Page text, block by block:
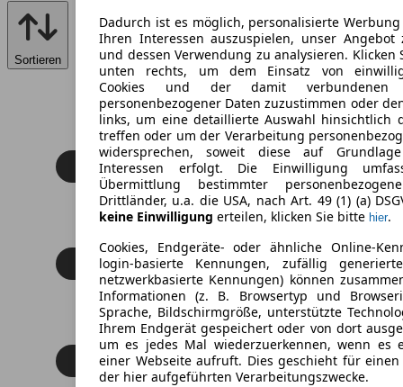
Sortieren
Dadurch ist es möglich, personalisierte
Ihren Interessen auszuspielen, unser Angebot
und dessen Verwendung zu analysieren. Klicken
unten rechts, um dem Einsatz von
Cookies und der damit verbundenen
personenbezogener Daten zuzustimmen oder
links, um eine detaillierte Auswahl hinsichtlich
treffen oder um der Verarbeitung
widersprechen, soweit diese auf
Interessen erfolgt. Die Einwilligung
Übermittlung bestimmter
Drittländer, u.a. die USA, nach Art. 49 (1) (a)
keine Einwilligung erteilen, klicken Sie bitte hier.
Cookies, Endgeräte- oder ähnliche Online-
login-basierte Kennungen, zufällig
netzwerkbasierte Kennungen) können
Informationen (z. B. Browsertyp und
Sprache, Bildschirmgröße, unterstützte
Ihrem Endgerät gespeichert oder von dort
um es jedes Mal wiederzuerkennen, wenn es
einer Webseite aufruft. Dies geschieht für
der hier aufgeführten Verarbeitungszwecke.